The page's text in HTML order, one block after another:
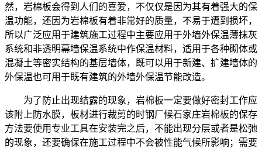
然，岩棉板会得到人们的喜爱，不仅仅是因为其有着强大的保
温功能，还因为岩棉板有着非常好的质量，不易于遭到损坏，
所以广泛应用于建筑施工过程中主要应用于外墙外保温薄抹灰
系统和非透明幕墙保温系统中作保温材料，适用于各种砌体或
混凝土等密实结构的基层墙体，既可以用于新建、扩建墙体的
外保温也可用于既有建筑的外墙外保温节能改造。
为了防止出现结露的现象，岩棉板一定要做好密封工作应
该附上防水膜，板材进行裁剪的时钢厂候石家庄岩棉板的保存
方法要使用专业工具在安装完之后，不能出现分层或者是松弛
的现象，还要确保在施工过程中不会被性能气候所影响；需要